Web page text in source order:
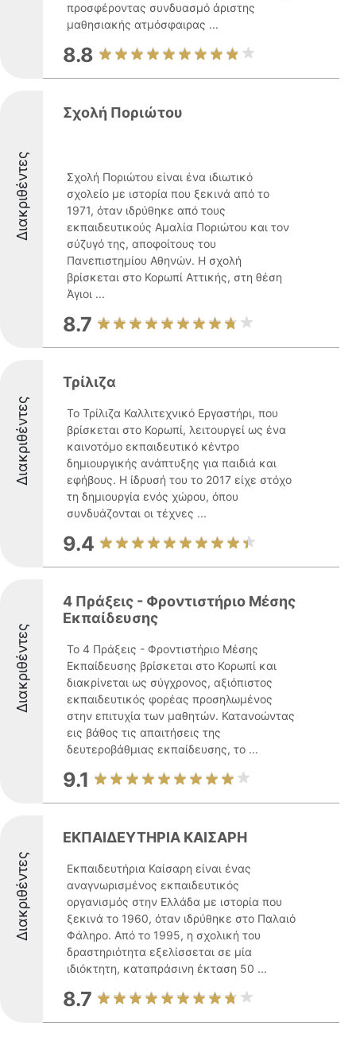
προσφέροντας συνδυασμό άριστης
μαθησιακής ατμόσφαιρας ...
8.8
Διακριθέντες
Σχολή Ποριώτου
Σχολή Ποριώτου είναι ένα ιδιωτικό
σχολείο με ιστορία που ξεκινά από το
1971, όταν ιδρύθηκε από τους
εκπαιδευτικούς Αμαλία Ποριώτου και τον
σύζυγό της, αποφοίτους του
Πανεπιστημίου Αθηνών. Η σχολή
βρίσκεται στο Κορωπί Αττικής, στη θέση
Άγιοι ...
8.7
Διακριθέντες
Τρίλιζα
Το Τρίλιζα Καλλιτεχνικό Εργαστήρι, που
βρίσκεται στο Κορωπί, λειτουργεί ως ένα
καινοτόμο εκπαιδευτικό κέντρο
δημιουργικής ανάπτυξης για παιδιά και
εφήβους. Η ίδρυσή του το 2017 είχε στόχο
τη δημιουργία ενός χώρου, όπου
συνδυάζονται οι τέχνες ...
9.4
Διακριθέντες
4 Πράξεις - Φροντιστήριο Μέσης
Εκπαίδευσης
Το 4 Πράξεις - Φροντιστήριο Μέσης
Εκπαίδευσης βρίσκεται στο Κορωπί και
διακρίνεται ως σύγχρονος, αξιόπιστος
εκπαιδευτικός φορέας προσηλωμένος
στην επιτυχία των μαθητών. Κατανοώντας
εις βάθος τις απαιτήσεις της
δευτεροβάθμιας εκπαίδευσης, το ...
9.1
Διακριθέντες
ΕΚΠΑΙΔΕΥΤΗΡΙΑ ΚΑΙΣΑΡΗ
Εκπαιδευτήρια Καίσαρη είναι ένας
αναγνωρισμένος εκπαιδευτικός
οργανισμός στην Ελλάδα με ιστορία που
ξεκινά το 1960, όταν ιδρύθηκε στο Παλαιό
Φάληρο. Από το 1995, η σχολική του
δραστηριότητα εξελίσσεται σε μία
ιδιόκτητη, καταπράσινη έκταση 50 ...
8.7